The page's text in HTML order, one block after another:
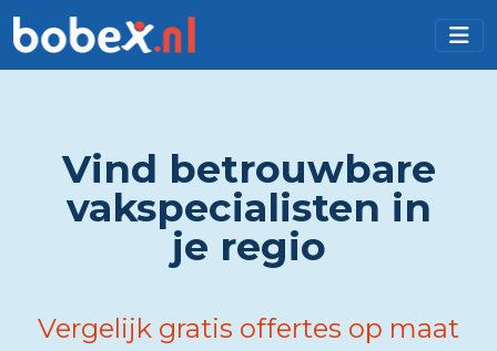
Vind betrouwbare
vakspecialisten in
je regio
Vergelijk gratis offertes op maat